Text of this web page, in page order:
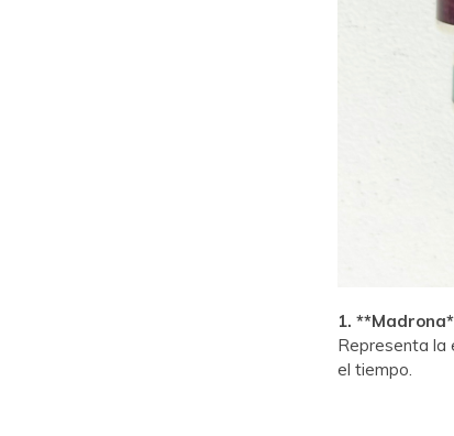
1.
Representa la
el tiempo.